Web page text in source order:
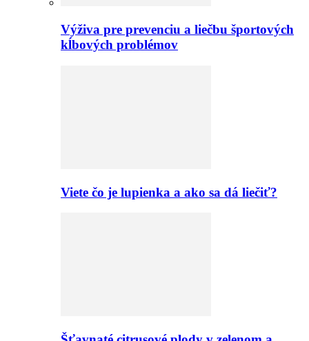
Výživa pre prevenciu a liečbu športových
kĺbových problémov
Viete čo je lupienka a ako sa dá liečiť?